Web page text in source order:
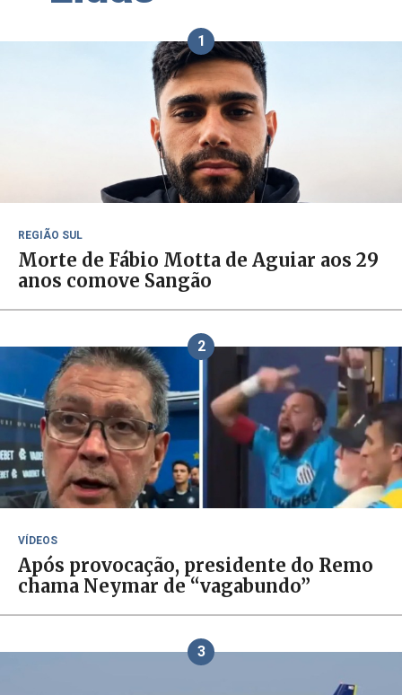
1
REGIÃO SUL
Morte de Fábio Motta de Aguiar aos 29
anos comove Sangão
2
VÍDEOS
Após provocação, presidente do Remo
chama Neymar de “vagabundo”
3